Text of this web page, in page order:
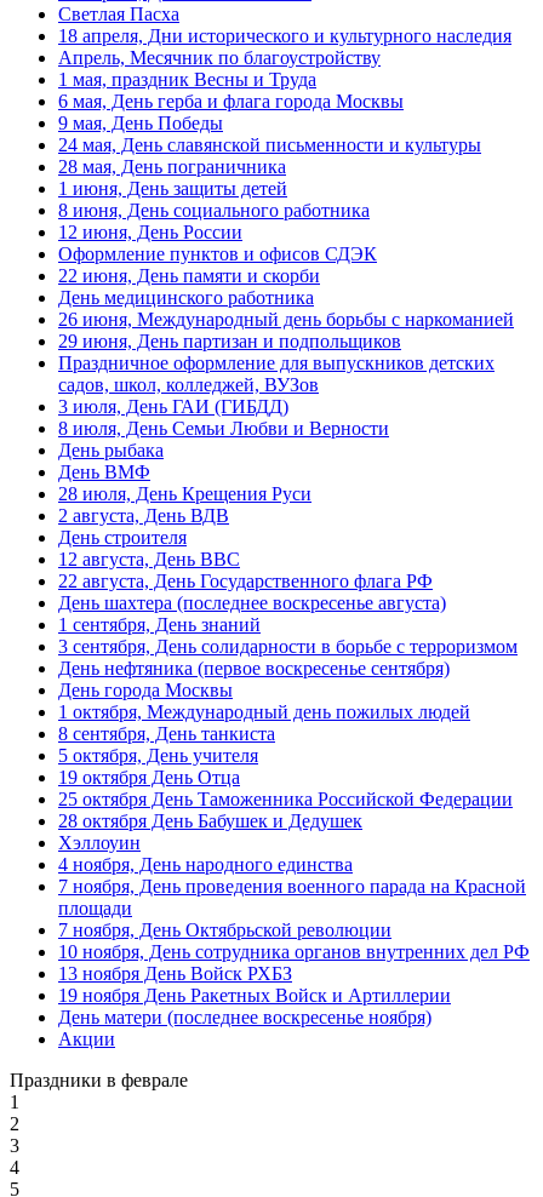
12 апреля, День космонавтики
18 апреля, Дни исторического и
культурного наследия
1 мая, праздник Весны и Труда
6 мая, День герба и флага города
Москвы
9 мая, День Победы
24 мая, День славянской
письменности и культуры
28 мая, День пограничника
1 июня, День защиты детей
8 июня, День социального работника
12 июня, День России
День медицинского работника
(третье воскресенье июня)
22 июня, День памяти и скорби
Выпускной для школ и ВУЗов
29 июня, День партизан и
подпольщиков
3 июля, День ГАИ (ГИБДД)
8 июля, День Семьи Любви и
Верности
День рыбака (второе воскресенье
июля)
День ВМФ (последнее воскресенье
июля)
28 июля, День Крещения Руси
2 августа, День ВДВ
Светлая Пасха
18 апреля, Дни исторического и культурного наследия
Апрель, Месячник по благоустройству
1 мая, праздник Весны и Труда
6 мая, День герба и флага города Москвы
9 мая, День Победы
24 мая, День славянской письменности и культуры
28 мая, День пограничника
1 июня, День защиты детей
8 июня, День социального работника
12 июня, День России
Оформление пунктов и офисов СДЭК
22 июня, День памяти и скорби
День медицинского работника
26 июня, Международный день борьбы с наркоманией
29 июня, День партизан и подпольщиков
Праздничное оформление для выпускников детских
садов, школ, колледжей, ВУЗов
3 июля, День ГАИ (ГИБДД)
8 июля, День Семьи Любви и Верности
День рыбака
День ВМФ
28 июля, День Крещения Руси
2 августа, День ВДВ
День строителя
12 августа, День ВВС
22 августа, День Государственного флага РФ
День шахтера (последнее воскресенье августа)
1 сентября, День знаний
3 сентября, День солидарности в борьбе с терроризмом
День нефтяника (первое воскресенье сентября)
День города Москвы
1 октября, Международный день пожилых людей
8 сентября, День танкиста
5 октября, День учителя
19 октября День Отца
25 октября День Таможенника Российской Федерации
28 октября День Бабушек и Дедушек
Хэллоуин
4 ноября, День народного единства
7 ноября, День проведения военного парада на Красной
площади
7 ноября, День Октябрьской революции
10 ноября, День сотрудника органов внутренних дел РФ
13 ноября День Войск РХБЗ
19 ноября День Ракетных Войск и Артиллерии
День матери (последнее воскресенье ноября)
Акции
Праздники в феврале
1
2
3
4
5